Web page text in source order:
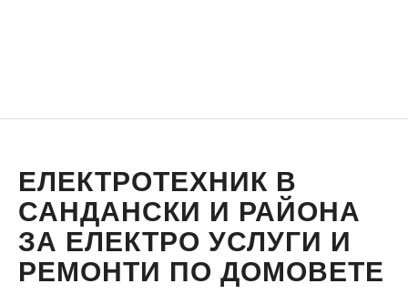
ЕЛЕКТРОТЕХНИК В
САНДАНСКИ И РАЙОНА
ЗА ЕЛЕКТРО УСЛУГИ И
РЕМОНТИ ПО ДОМОВЕТЕ